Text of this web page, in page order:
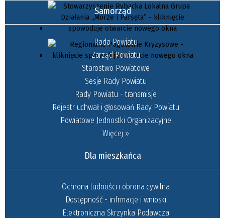
Samorząd
Rada Powiatu
Zarząd Powiatu
Starostwo Powiatowe
Sesje Rady Powiatu
Rady Powiatu - transmisje
Rejestr uchwał i głosowań Rady Powiatu
Powiatowe Jednostki Organizacyjne
Więcej »
Dla mieszkańca
Ochrona ludności i obrona cywilna
Dostępność - infrmacje i wnioski
Elektroniczna Skrzynka Podawcza